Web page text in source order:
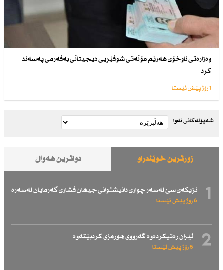
وەزارەتی ناوخۆی هەرێم مۆڵەتی شوفێریی دیجیتاڵی بەفەرمی پەسەند
كرد
1 رۆژ پێش ئێستا
شەپۆلەکانی نەوا
زۆرترین خوێندراو دواترین هەواڵ
1 نزیكەی سێ لەسەر چواری دانیشتوانی جیهان فشاری گەرمایان لەسەرە
6 رۆژ پێش ئێستا
2 ئێران رەتیكردەوە گەرووی هورمزی كردبێتەوە
5 رۆژ پێش ئێستا